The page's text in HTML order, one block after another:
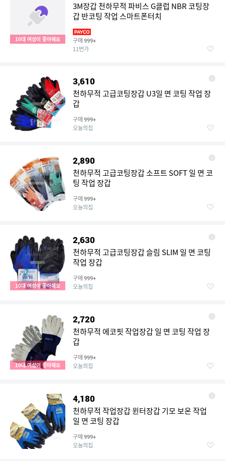
10대 여성이 좋아해요
3M장갑 천하무적 파비스 G클럽 NBR 코팅장
갑 반코팅 작업 스마트폰터치
구매 999+
11번가
3,610
천하무적 고급코팅장갑 U3일 면 코팅 작업 장
갑
구매 999+
오늘의집
2,890
천하무적 고급코팅장갑 소프트 SOFT 일 면 코
팅 작업 장갑
구매 999+
오늘의집
10대 여성이 좋아해요
2,630
천하무적 고급코팅장갑 슬림 SLIM 일 면 코팅
작업 장갑
구매 999+
오늘의집
10대 여성이 좋아해요
2,720
천하무적 에코핏 작업장갑 일 면 코팅 작업 장
갑
구매 999+
오늘의집
4,180
천하무적 작업장갑 윈터장갑 기모 보온 작업
일 면 코팅 장갑
구매 999+
오늘의집